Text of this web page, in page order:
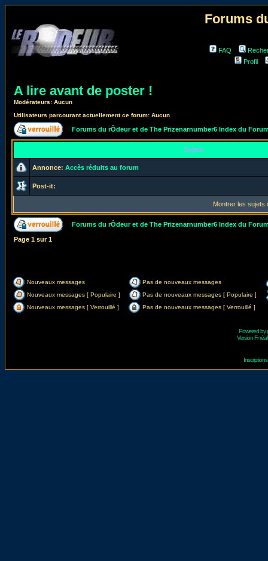
Forums
FAQ
Profil
A lire avant de poster !
Modérateurs: Aucun
Utilisateurs parcourant actuellement ce forum: Aucun
Forums du rÔdeur et de The Prizenarnumber6 Index du
Sujets
Annonce: Accès réduits au forum
Post-it:
Montrer les sujets
Forums du rÔdeur et de The Prizenarnumber6 Index du
Page 1 sur1
Nouveaux messages
Pas de nouveaux messages
Nouveaux messages [ Populaire ]
Pas de nouveaux messages [ Populaire ]
Nouveaux messages [ Verrouillé ]
Pas de nouveaux messages [ Verrouillé ]
Powered by
Version Fr